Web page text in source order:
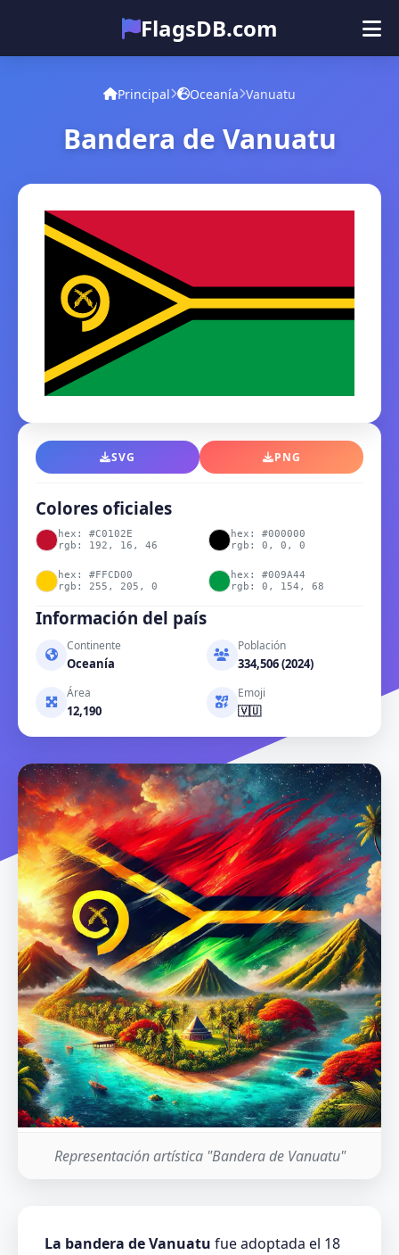
FlagsDB.com
Principal
Cuestionario
Principal Oceanía Vanuatu
Bandera de Vanuatu
SVG PNG
Colores oficiales
hex: #C0102E
rgb: 192, 16, 46
hex: #000000
rgb: 0, 0, 0
hex: #FFCD00
rgb: 255, 205, 0
hex: #009A44
rgb: 0, 154, 68
Información del país
Continente
Oceanía
Población
334,506 (2024)
Área
12,190
Emoji
🇻🇺
Representación artística "Bandera de Vanuatu"
La bandera de Vanuatu fue adoptada el 18